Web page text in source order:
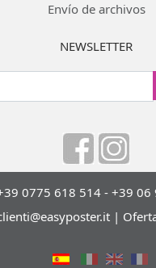
Envío de archivos
NEWSLETTER
0775 618 514 - +39 06
|